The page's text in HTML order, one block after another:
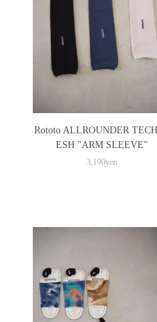
Rototo ALLROUNDER
ESH "ARM SLEEVE"
3,190yen